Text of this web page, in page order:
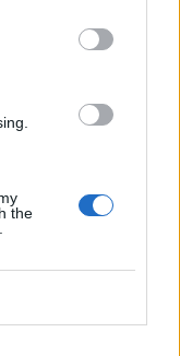
the
questo
la linea editoriale
I messaggi inclusi nei
dai singoli lettori che
preventivo. I commenti